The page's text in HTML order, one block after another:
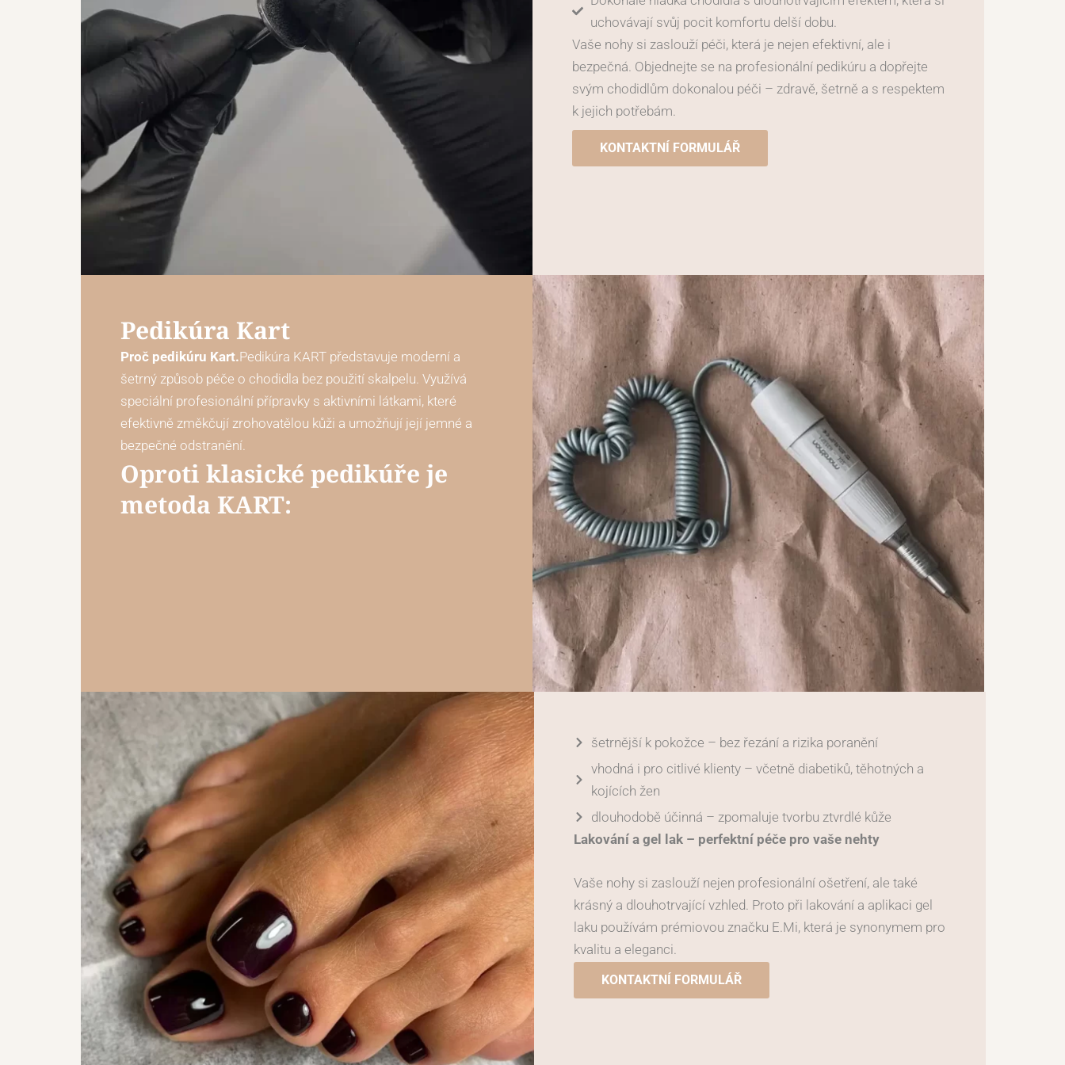
uchovávají svůj pocit komfortu delší dobu.
Vaše nohy si zaslouží péči, která je nejen efektivní, ale i
bezpečná. Objednejte se na profesionální pedikúru a dopřejte
svým chodidlům dokonalou péči – zdravě, šetrně a s respektem
k jejich potřebám.
KONTAKTNÍ FORMULÁŘ
Pedikúra Kart
Proč pedikúru Kart.Pedikúra KART představuje moderní a
šetrný způsob péče o chodidla bez použití skalpelu. Využívá
speciální profesionální přípravky s aktivními látkami, které
efektivně změkčují zrohovatělou kůži a umožňují její jemné a
bezpečné odstranění.
Oproti klasické pedikúře je
metoda KART:
šetrnější k pokožce – bez řezání a rizika poranění
vhodná i pro citlivé klienty – včetně diabetiků, těhotných a
kojících žen
dlouhodobě účinná – zpomaluje tvorbu ztvrdlé kůže
Lakování a gel lak – perfektní péče pro vaše nehty
Vaše nohy si zaslouží nejen profesionální ošetření, ale také
krásný a dlouhotrvající vzhled. Proto při lakování a aplikaci gel
laku používám prémiovou značku E.Mi, která je synonymem pro
kvalitu a eleganci.
KONTAKTNÍ FORMULÁŘ